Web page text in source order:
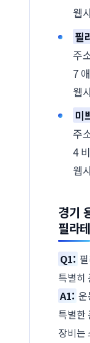
웹
필
주
7
웹
미
주
4
웹
경기
필라
Q1:
특별히
A1: 운
특별한
장비는